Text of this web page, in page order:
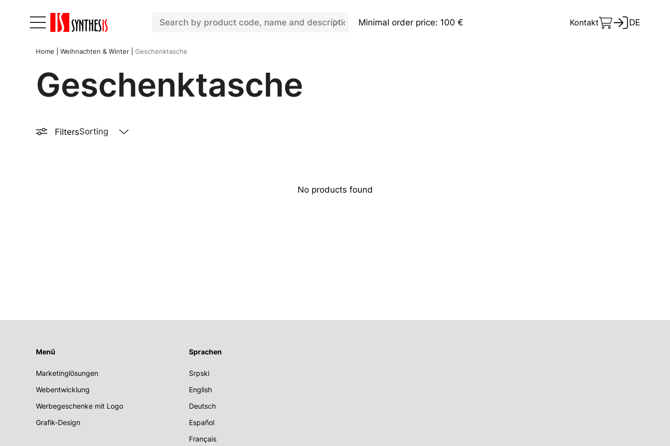
Minimal order price: 100 € Kontakt DE
Home Weihnachten & Winter Geschenktasche
Geschenktasche
Filters
No products found
Menü
Marketinglösungen
Webentwicklung
Werbegeschenke mit Logo
Grafik-Design
Sprachen
Srpski
English
Deutsch
Español
Français